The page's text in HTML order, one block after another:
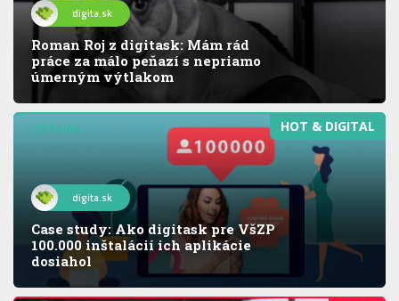
digita.sk
Roman Roj z digitask: Mám rád
práce za málo peňazí s nepriamo
úmerným výtlakom
HOT & DIGITAL
> 48 hodín
digita.sk
Case study: Ako digitask pre VšZP
100.000 inštalácií ich aplikácie
dosiahol